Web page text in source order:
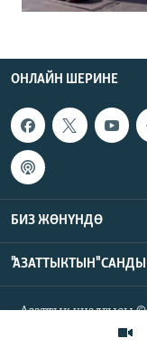
ОНЛАЙН ШЕРИНЕ
БИЗ ЖӨНҮНДӨ
"АЗАТТЫКТЫН"
Азаттык үналгысы ©